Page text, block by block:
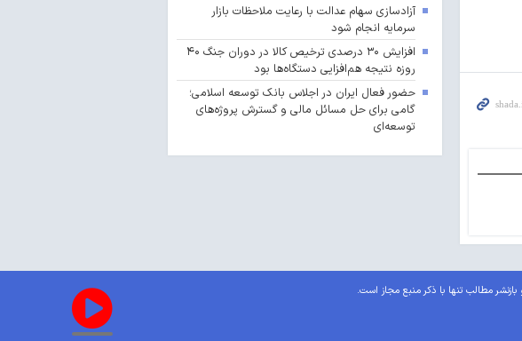
آزادسازی سهام عدالت با رعایت ملاحظات بازار
سرمایه انجام شود
افزایش ۳۰ درصدی ترخیص کالا در دوران جنگ ۴۰
روزه نتیجه هم‌افزایی دستگاه‌ها بود
حضور فعال ایران در اجلاس بانک توسعه اسلامی؛
گامی برای حل مسائل مالی و گسترش پروژه‌های
توسعه‌ای
مطالب تنها با ذکر منبع مجاز است.